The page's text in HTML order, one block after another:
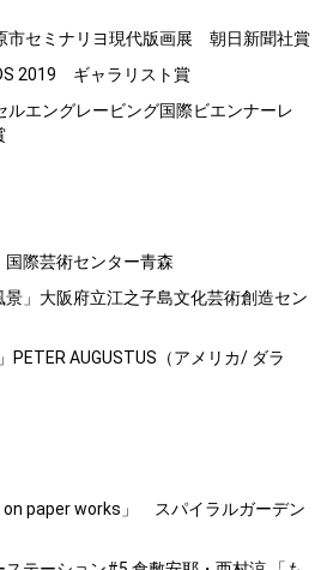
市セミナリヨ現代版画展 朝日新聞社賞
2019 ギャラリスト賞
ルエングレービング国際ビエンナーレ
国際芸術センター青森
景」大阪府立江之子島文化芸術創造セン
PETER AUGUSTUS（アメリカ/ ダラ
on paper works」 スパイラルガーデン